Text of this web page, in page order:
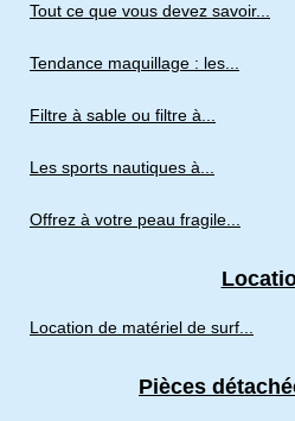
Tout ce que vous devez savoir...
Tendance maquillage : les...
Filtre à sable ou filtre à...
Les sports nautiques à...
Offrez à votre peau fragile...
Location de matériel de surf...
Pièces